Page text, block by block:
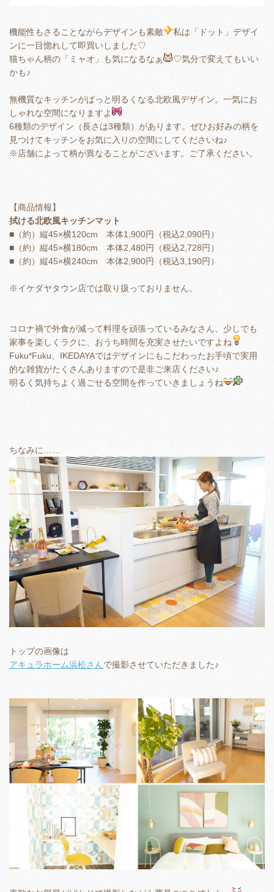
機能性もさることながらデザインも素敵
私は「ドット」デザイ
ンに一目惚れして即買いしました♡
猫ちゃん柄の「ミャオ」も気になるなぁ
♡気分で変えてもいい
かも♪
無機質なキッチンがぱっと明るくなる北欧風デザイン。一気にお
しゃれな空間になりますよ
6種類のデザイン（長さは3種類）があります。ぜひお好みの柄を
見つけてキッチンをお気に入りの空間にしてくださいね♪
※店舗によって柄が異なることがございます。ご了承ください。
【商品情報】
拭ける北欧風キッチンマット
■（約）縦45×横120cm 本体1,900円（税込2,090円）
■（約）縦45×横180cm 本体2,480円（税込2,728円）
■（約）縦45×横240cm 本体2,900円（税込3,190円）
※イケダヤタウン店では取り扱っておりません。
コロナ禍で外食が減って料理を頑張っているみなさん、少しでも
家事を楽しくラクに、おうち時間を充実させたいですよね
Fuku*Fuku、IKEDAYAではデザインにもこだわったお手頃で実用
的な雑貨がたくさんありますので是非ご来店ください♪
明るく気持ちよく過ごせる空間を作っていきましょうね
ちなみに……
トップの画像は
アキュラホーム浜松さんで撮影させていただきました♪